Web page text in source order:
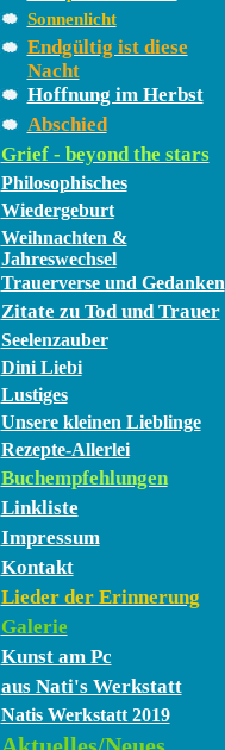
Sonnenlicht
Endgültig ist diese
Nacht
Hoffnung im Herbst
Abschied
Grief - beyond the stars
Philosophisches
Wiedergeburt
Weihnachten &
Jahreswechsel
Trauerverse und Gedanken
Zitate zu Tod und Trauer
Seelenzauber
Dini Liebi
Lustiges
Unsere kleinen Lieblinge
Rezepte-Allerlei
Buchempfehlungen
Linkliste
Impressum
Kontakt
Lieder der Erinnerung
Galerie
Kunst am Pc
aus Nati's Werkstatt
Natis Werkstatt 2019